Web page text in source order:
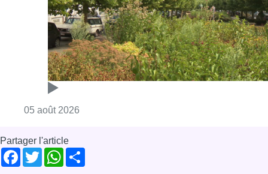
05 août 2026
Partager l'article
Facebook
TwitterWhatsApp